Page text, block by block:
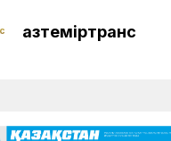
Қазтеміртранс